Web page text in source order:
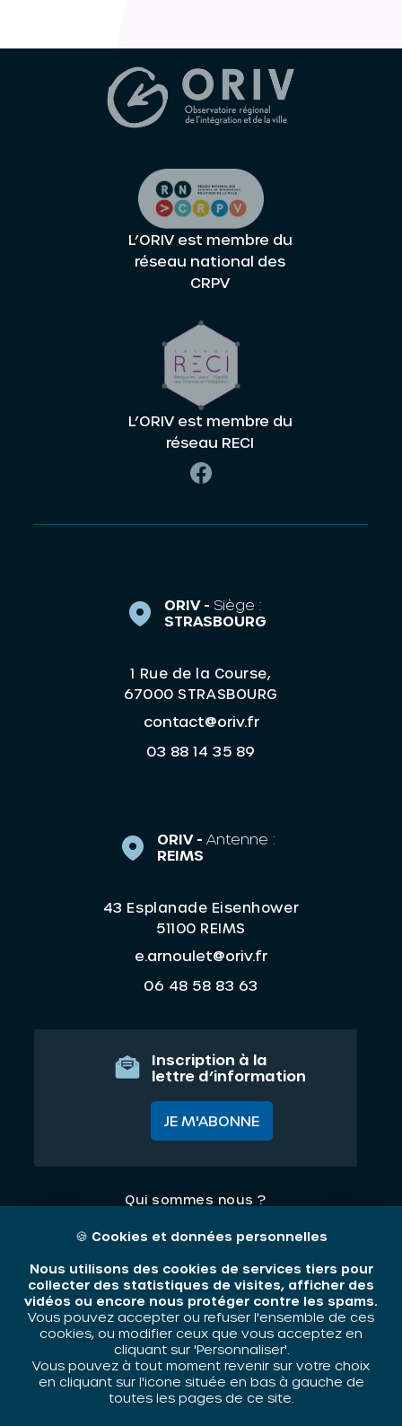
L’ORIV est membre du
réseau national des
CRPV
L’ORIV est membre du
réseau RECI
ORIV - Siège :
STRASBOURG
1 Rue de la Course,
67000 STRASBOURG
contact@oriv.fr
03 88 14 35 89
ORIV - Antenne :
REIMS
43 Esplanade Eisenhower
51100 REIMS
e.arnoulet@oriv.fr
06 48 58 83 63
Inscription à la
lettre d’information
JE M'ABONNE
Qui sommes nous ?
Nos thématiques
Mentions légales
ORIV - 2026 / Tous droits réservés
🍪 Cookies et données personnelles
Nous utilisons des cookies de services tiers pour
collecter des statistiques de visites, afficher des
vidéos ou encore nous protéger contre les spams.
Vous pouvez accepter ou refuser l'ensemble de ces
cookies, ou modifier ceux que vous acceptez en
cliquant sur 'Personnaliser'.
Vous pouvez à tout moment revenir sur votre choix
en cliquant sur l'icone située en bas à gauche de
toutes les pages de ce site.